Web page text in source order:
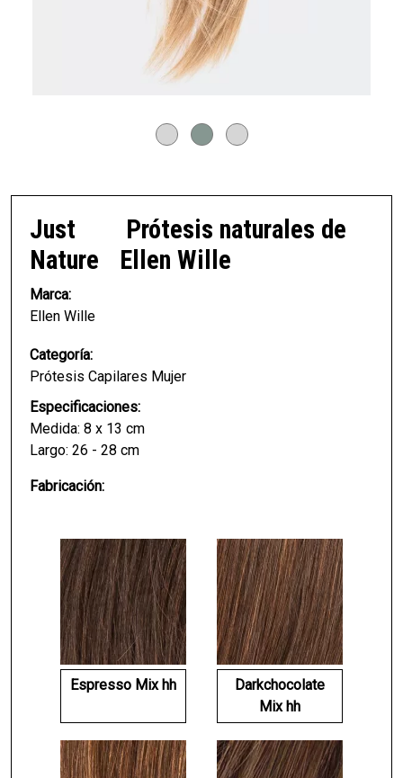
Just
Nature
Prótesis naturales de
Ellen Wille
Marca:
Ellen Wille
Categoría:
Prótesis Capilares Mujer
Especificaciones:
Medida: 8 x 13 cm
Largo: 26 - 28 cm
Fabricación:
Espresso Mix hh
Darkchocolate
Mix hh